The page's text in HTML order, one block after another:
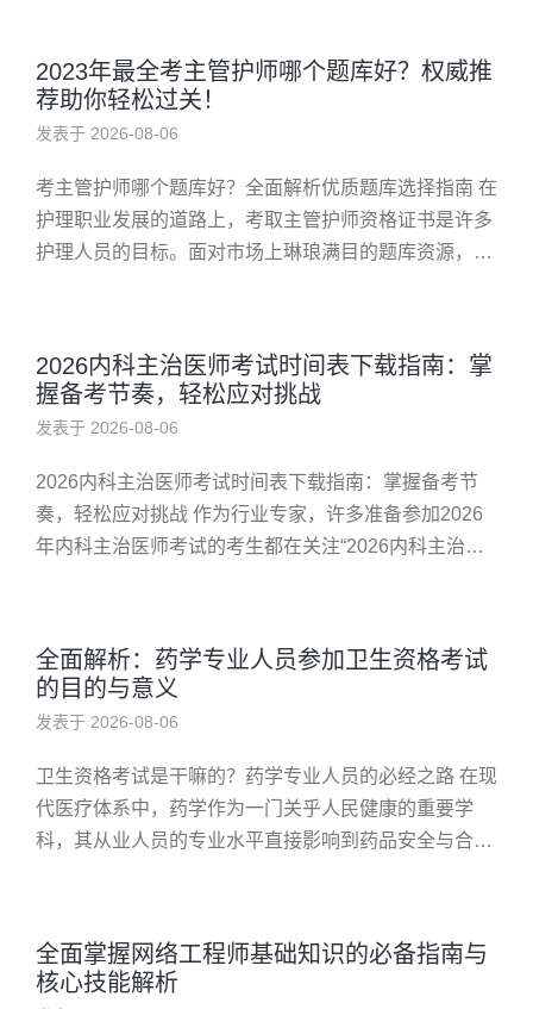
2023年最全考主管护师哪个题库好？权威推
荐助你轻松过关！
发表于 2026-08-06
考主管护师哪个题库好？全面解析优质题库选择指南 在
护理职业发展的道路上，考取主管护师资格证书是许多
护理人员的目标。面对市场上琳琅满目的题库资源，如
2026内科主治医师考试时间表下载指南：掌
握备考节奏，轻松应对挑战
发表于 2026-08-06
2026内科主治医师考试时间表下载指南：掌握备考节
奏，轻松应对挑战 作为行业专家，许多准备参加2026
年内科主治医师考试的考生都在关注“2026内科主治医
全面解析：药学专业人员参加卫生资格考试
的目的与意义
发表于 2026-08-06
卫生资格考试是干嘛的？药学专业人员的必经之路 在现
代医疗体系中，药学作为一门关乎人民健康的重要学
科，其从业人员的专业水平直接影响到药品安全与合理
全面掌握网络工程师基础知识的必备指南与
核心技能解析